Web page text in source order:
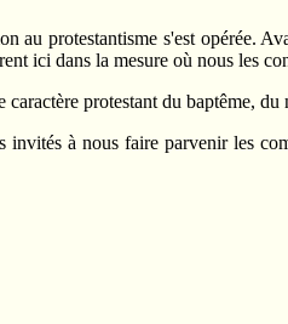
protestantisme s'est opérée.
ici dans la mesure où nous les
protestant du baptême, du
à nous faire parvenir les